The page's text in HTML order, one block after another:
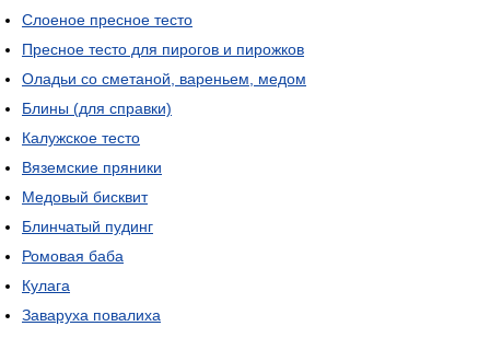
Слоеное пресное тесто
Пресное тесто для пирогов и пирожков
Оладьи со сметаной, вареньем, медом
Блины (для справки)
Калужское тесто
Вяземские пряники
Медовый бисквит
Блинчатый пудинг
Ромовая баба
Кулага
Заваруха повалиха